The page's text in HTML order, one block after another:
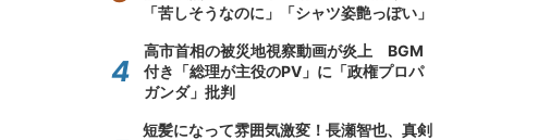
「苦しそうなのに」「シャツ姿艶っぽい」
高市首相の被災地視察動画が炎上 BGM
付き「総理が主役のPV」に「政権プロパ
ガンダ」批判
短髪になって雰囲気激変！長瀬智也、真剣